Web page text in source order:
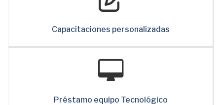
Capacitaciones personalizadas
Préstamo equipo Tecnológico